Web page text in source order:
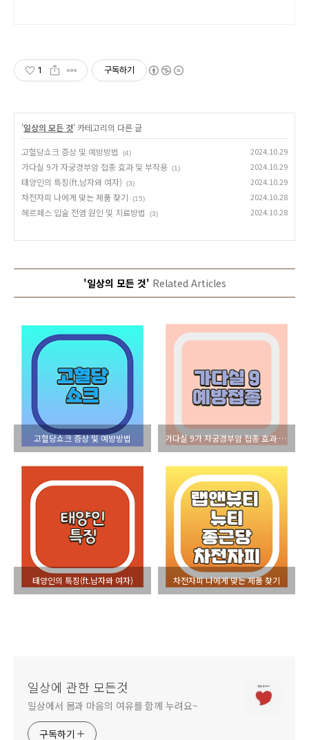
1 구독하기
'일상의 모든 것' 카테고리의 다른 글
고혈당쇼크 증상 및 예방방법 (4) 2024.10.29
가다실 9가 자궁경부암 접종 효과 및 부작용 (1) 2024.10.29
태양인의 특징(ft.남자와 여자) (3) 2024.10.29
차전자피 나에게 맞는 제품 찾기 (15) 2024.10.28
헤르페스 입술 전염 원인 및 치료방법 (3) 2024.10.28
'일상의 모든 것' Related Articles
고혈당쇼크 증상 및 예방방법 가다실 9가 자궁경부암 접종 효과 및 부작용
태양인의 특징(ft.남자와 여자) 차전자피 나에게 맞는 제품 찾기
일상에 관한 모든것
일상에서 몸과 마음의 여유를 함께 누려요~
구독하기